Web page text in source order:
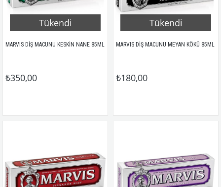
Tükendi
MARVIS DİŞ MACUNU KESKİN NANE 85ML
₺350,00
Tükendi
MARVIS DİŞ MACUNU MEYAN KÖKÜ 85ML
₺180,00